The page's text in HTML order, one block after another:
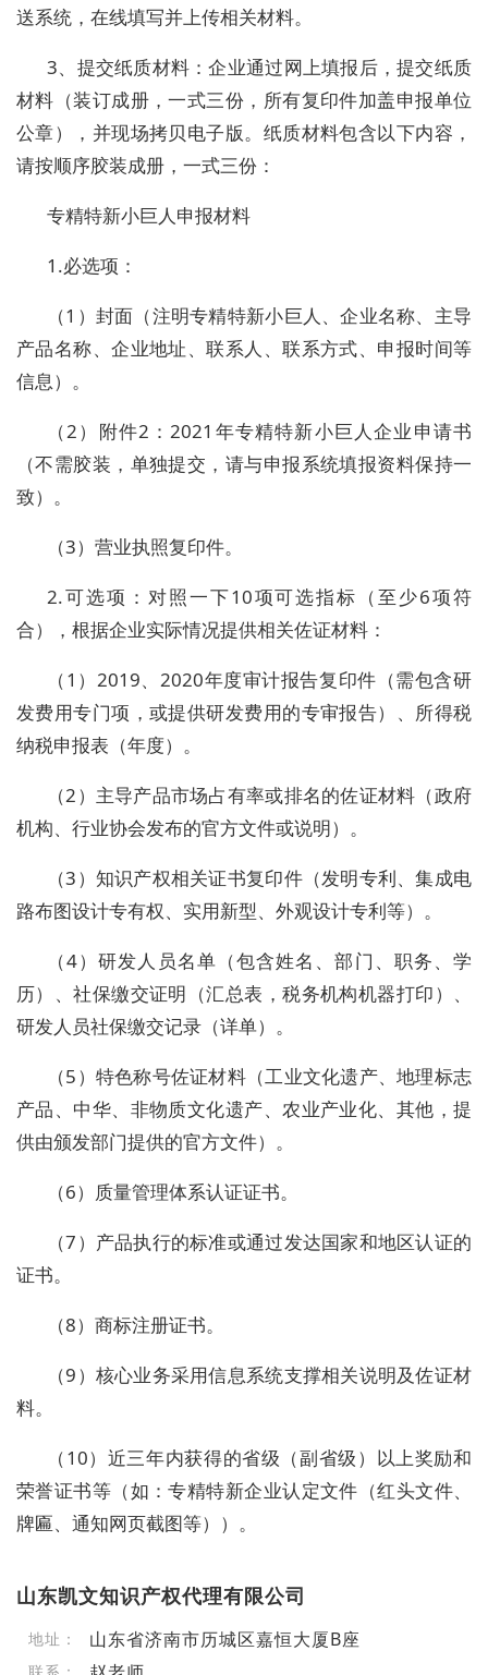
送系统，在线填写并上传相关材料。
3、提交纸质材料：企业通过网上填报后，提交纸质
材料（装订成册，一式三份，所有复印件加盖申报单位
公章），并现场拷贝电子版。纸质材料包含以下内容，
请按顺序胶装成册，一式三份：
专精特新小巨人申报材料
1.必选项：
（1 ）封面（注明专精特新小巨人、企业名称、主导
产品名称、企业地址、联系人、联系方式、申报时间等
信息）。
（2）附件2 ：2021 年专精特新小巨人企业申请书
（不需胶装，单独提交，请与申报系统填报资料保持一
致）。
（3）营业执照复印件。
2.可选项：对照一下10项可选指标（至少6项符
合），根据企业实际情况提供相关佐证材料：
（1 ） 2019、 2020年度审计报告复印件（需包含研
发费用专门项，或提供研发费用的专审报告）、所得税
纳税申报表（年度）。
（2）主导产品市场占有率或排名的佐证材料（政府
机构、行业协会发布的官方文件或说明）。
（3）知识产权相关证书复印件（发明专利、集成电
路布图设计专有权、实用新型、外观设计专利等）。
（4）研发人员名单（包含姓名、部门、职务、学
历）、社保缴交证明（汇总表，税务机构机器打印）、
研发人员社保缴交记录（详单）。
（5）特色称号佐证材料（工业文化遗产、地理标志
产品、中华、非物质文化遗产、农业产业化、其他，提
供由颁发部门提供的官方文件）。
（6）质量管理体系认证证书。
（7）产品执行的标准或通过发达国家和地区认证的
证书。
（8）商标注册证书。
（9）核心业务采用信息系统支撑相关说明及佐证材
料。
（10）近三年内获得的省级（副省级）以上奖励和
荣誉证书等（如：专精特新企业认定文件（红头文件、
牌匾、通知网页截图等））。
山东凯文知识产权代理有限公司
地址： 山东省济南市历城区嘉恒大厦B座